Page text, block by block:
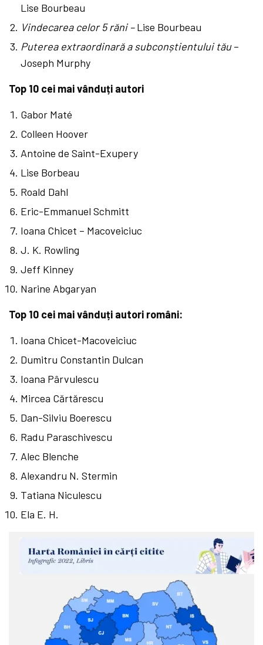
Lise Bourbeau
Vindecarea celor 5 răni –Lise Bourbeau
Puterea extraordinară a subconștientului tău–
Joseph Murphy
Top 10 cei mai vânduți autori
Gabor Maté
Colleen Hoover
Antoine de Saint-Exupery
Lise Borbeau
Roald Dahl
Eric-Emmanuel Schmitt
Ioana Chicet – Macoveiciuc
J. K. Rowling
Jeff Kinney
Narine Abgaryan
Top 10 cei mai vânduți autori români:
Ioana Chicet-Macoveiciuc
Dumitru Constantin Dulcan
Ioana Pârvulescu
Mircea Cărtărescu
Dan-Silviu Boerescu
Radu Paraschivescu
Alec Blenche
Alexandru N. Stermin
Tatiana Niculescu
Ela E. H.